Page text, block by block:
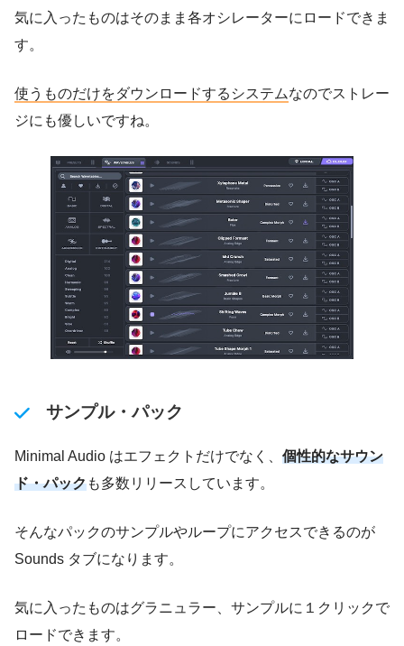
気に入ったものはそのまま各オシレーターにロードできま
す。
使うものだけをダウンロードするシステムなのでストレー
ジにも優しいですね。
サンプル・パック
Minimal Audio はエフェクトだけでなく、 個性的なサウン
ド・パックも多数リリースしています。
そんなパックのサンプルやループにアクセスできるのが
Sounds タブになります。
気に入ったものはグラニュラー、サンプルに１クリックで
ロードできます。